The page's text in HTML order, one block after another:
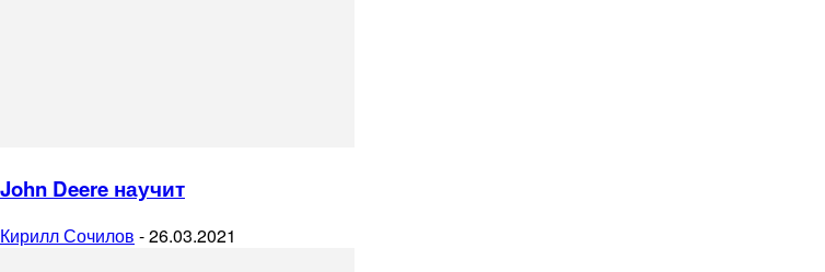
John Deere научит
Кирилл Сочилов -26.03.2021